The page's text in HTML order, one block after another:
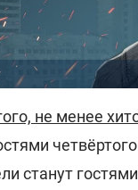
не менее
станут